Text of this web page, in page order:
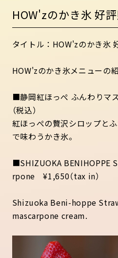
HOW'zのかき氷 好評
タイトル：HOW'zのかき氷
HOW'zのかき氷メニューの
■静岡紅ほっぺ ふんわり
（税込）
紅ほっぺの贅沢シロップと
で味わうかき氷。
■SHIZUOKA BENIHOPPE
rpone ¥1,650（tax in）
Shizuoka Beni-hoppe
mascarpone cream.